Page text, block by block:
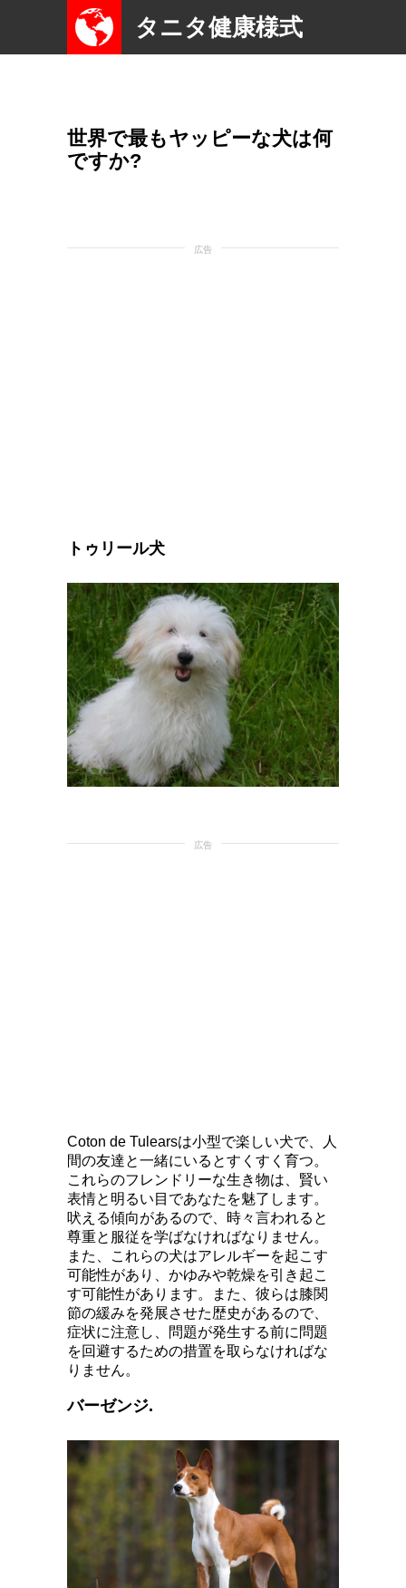
タニタ健康様式
世界で最もヤッピーな犬は何
ですか?
広告
トゥリール犬
広告
Coton de Tulearsは小型で楽しい犬で、人
間の友達と一緒にいるとすくすく育つ。
これらのフレンドリーな生き物は、賢い
表情と明るい目であなたを魅了します。
吠える傾向があるので、時々言われると
尊重と服従を学ばなければなりません。
また、これらの犬はアレルギーを起こす
可能性があり、かゆみや乾燥を引き起こ
す可能性があります。また、彼らは膝関
節の緩みを発展させた歴史があるので、
症状に注意し、問題が発生する前に問題
を回避するための措置を取らなければな
りません。
バーゼンジ.